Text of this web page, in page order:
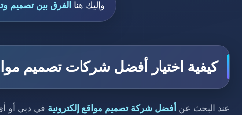
وإليك هنا الفرق بين تصميم
كيفية اختيار أفضل شركات تصميم
عند البحث عن أفضل شركة تصميم مواقع إلكترونية في دبي أو